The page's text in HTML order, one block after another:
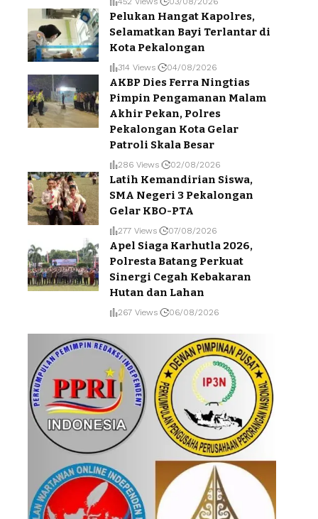
Pelukan Hangat Kapolres,
Selamatkan Bayi Terlantar di
Kota Pekalongan
314 Views 04/08/2026
AKBP Dies Ferra Ningtias
Pimpin Pengamanan Malam
Akhir Pekan, Polres
Pekalongan Kota Gelar
Patroli Skala Besar
286 Views 02/08/2026
Latih Kemandirian Siswa,
SMA Negeri 3 Pekalongan
Gelar KBO-PTA
277 Views 07/08/2026
Apel Siaga Karhutla 2026,
Polresta Batang Perkuat
Sinergi Cegah Kebakaran
Hutan dan Lahan
267 Views 06/08/2026